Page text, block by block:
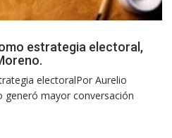
estrategia electoral,
electoralPor Aurelio
generó mayor conversación